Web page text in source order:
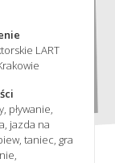
LART
pływanie,
jazda na
taniec, gra